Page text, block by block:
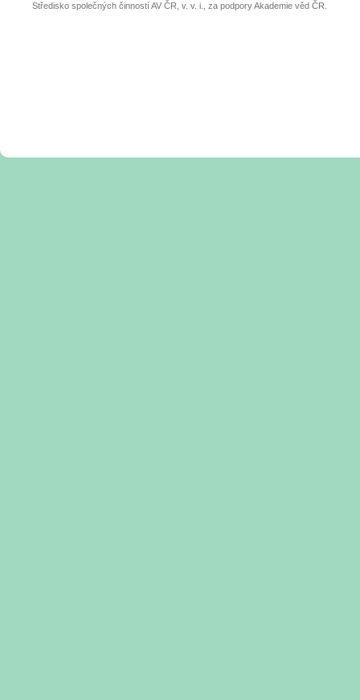
Středisko společných činností AV ČR, v. v. i., za podpory Akademie věd ČR.